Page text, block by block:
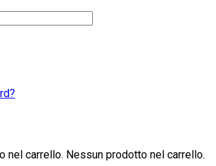
Nessun prodotto nel carrello.